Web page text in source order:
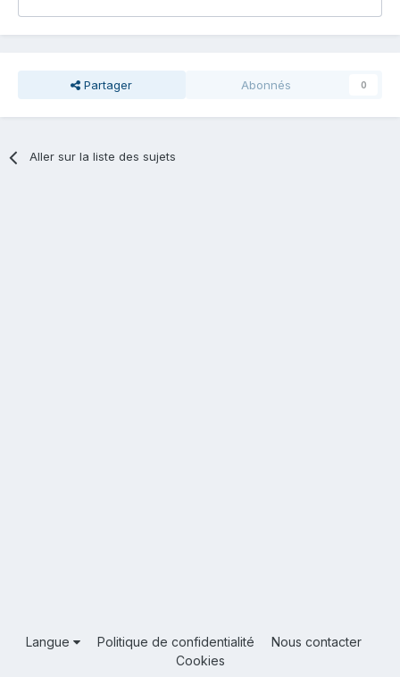
Partager Abonnés 0
Aller sur la liste des sujets
Langue Politique de confidentialité
Nous contacter
Cookies